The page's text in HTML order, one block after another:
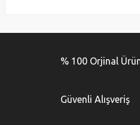
Görüş ve önerileriniz için teşekkür
Ürün resmi kalitesiz, bozuk
% 100 Orjinal
Güvenli Alışveriş